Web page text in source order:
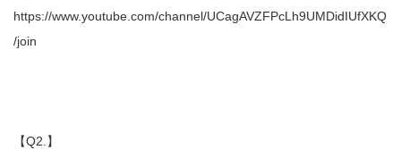
https://www.youtube.com/channel/UCagAVZFPcLh9UMDidIUfXKQ
/join
【Q2.】